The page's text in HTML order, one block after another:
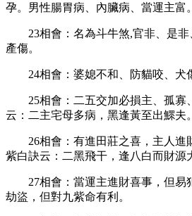
孕。男性腸胃病、內臟病、當運主富。
23相會：名為斗牛煞,官非、是非
產傷。
24相會：婆媳不和、防貓咬、犬
25相會：二五交加必損主、孤寡
云：二主宅母多病，黑逢黃至出鰥夫。
26相會：有進田莊之喜，主人進
紫白訣云：二黑飛干，逢八白而財源
27相會：當運主進財喜事，但易
劫盜，但對九紫命有利。